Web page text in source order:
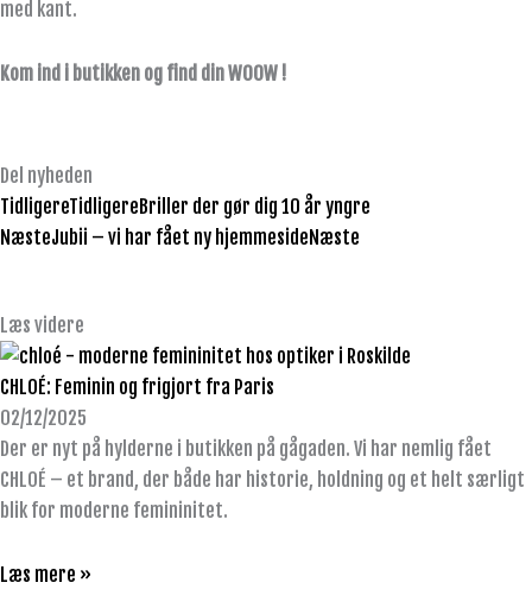
med kant.
Kom ind i butikken og find din WOOW !
Del nyheden
TidligereTidligereBriller der gør dig 10 år yngre
NæsteJubii – vi har fået ny hjemmesideNæste
Læs videre
CHLOÉ: Feminin og frigjort fra Paris
02/12/2025
Der er nyt på hylderne i butikken på gågaden. Vi har nemlig fået
CHLOÉ – et brand, der både har historie, holdning og et helt særligt
blik for moderne femininitet.
Læs mere »